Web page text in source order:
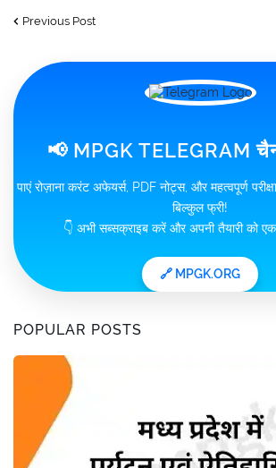
Previous Post
📢 MPGK TELEGRAM
पाएं रोज़ाना करंट अफेयर्स, PDF नोट्स, और महत्वपूर्ण
बिल्कुल फ्री!
👇 अभी सब्सक्राइब करें और अपनी तैयारी को
🔗 MPGK.ORG
POPULAR POSTS